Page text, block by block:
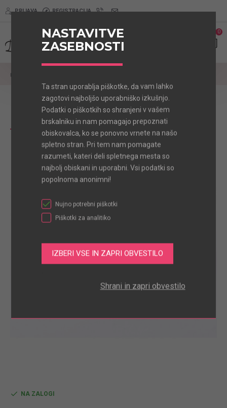
PRIJAVA REGISTRACIJA
0
Daisy rožnata
NA ZALOGI
NASTAVITVE
ZASEBNOSTI
Ta stran uporablja piškotke, da vam lahko
zagotovi najboljšo uporabniško izkušnjo.
Podatki o piškotkih so shranjeni v vašem
brskalniku in nam pomagajo prepoznati
obiskovalca, ko se ponovno vrnete na našo
spletno stran. Pri tem nam pomagate
razumeti, kateri deli spletnega mesta so
najbolj obiskani in uporabni. Vsi podatki so
popolnoma anonimni!
Nujno potrebni piškotki
Piškotki za analitiko
Shrani in zapri obvestilo